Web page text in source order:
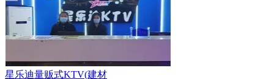
星乐迪量贩式KTV(建材